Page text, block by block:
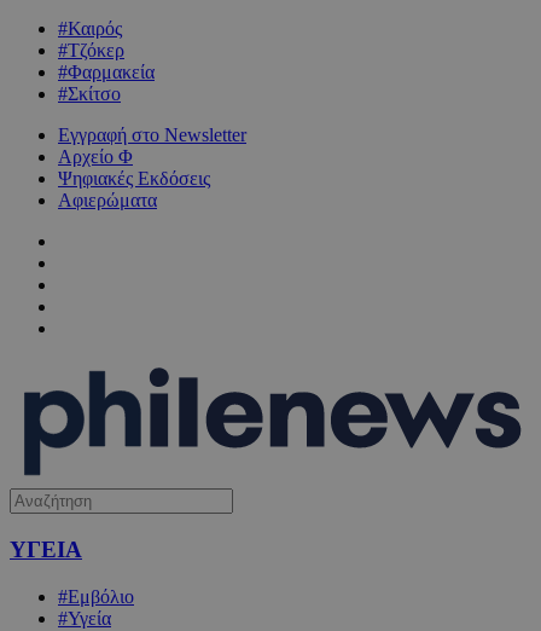
#Καιρός
#Τζόκερ
#Φαρμακεία
#Σκίτσο
Εγγραφή στο Newsletter
Αρχείο Φ
Ψηφιακές Εκδόσεις
Αφιερώματα
ΥΓΕΙΑ
#Εμβόλιο
#Υγεία